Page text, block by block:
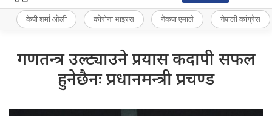
केपी शर्मा ओली कोरोना भाइरस नेकपा एमाले नेपाली कांग्रेस
गणतन्त्र उल्ट्याउने प्रयास कदापी सफल
हुनेछैनः प्रधानमन्त्री प्रचण्ड